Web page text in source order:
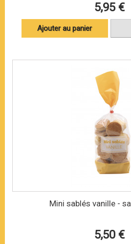
5,95 €
Ajouter au panier
Mini sablés vanille -
5,50 €